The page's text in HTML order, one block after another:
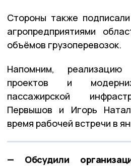
Стороны также
агропредприятиями
объёмов грузоперевозок.
Напомним, реализацию
проектов и
пассажирской
Первышов и Игорь
время рабочей встречи в
— Обсудили